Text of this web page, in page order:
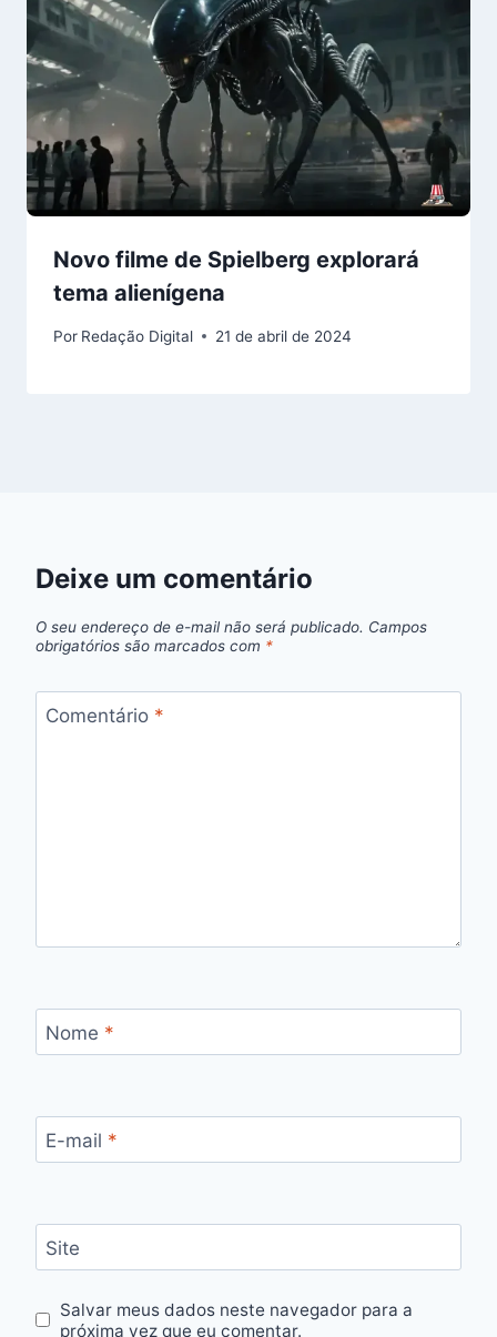
Novo filme de Spielberg explorará
tema alienígena
Por Redação Digital 21 de abril de 2024
Deixe um comentário
O seu endereço de e-mail não será publicado. Campos
obrigatórios são marcados com *
Comentário *
Nome *
E-mail *
Site
Salvar meus dados neste navegador para a
próxima vez que eu comentar.